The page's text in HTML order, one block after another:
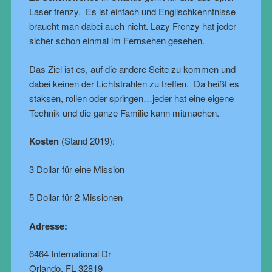
Laser frenzy. Es ist einfach und Englischkenntnisse
braucht man dabei auch nicht. Lazy Frenzy hat jeder
sicher schon einmal im Fernsehen gesehen.
Das Ziel ist es, auf die andere Seite zu kommen und
dabei keinen der Lichtstrahlen zu treffen. Da heißt es
staksen, rollen oder springen…jeder hat eine eigene
Technik und die ganze Familie kann mitmachen.
Kosten (Stand 2019):
3 Dollar für eine Mission
5 Dollar für 2 Missionen
Adresse:
6464 International Dr
Orlando, FL 32819